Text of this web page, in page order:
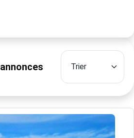
annonces